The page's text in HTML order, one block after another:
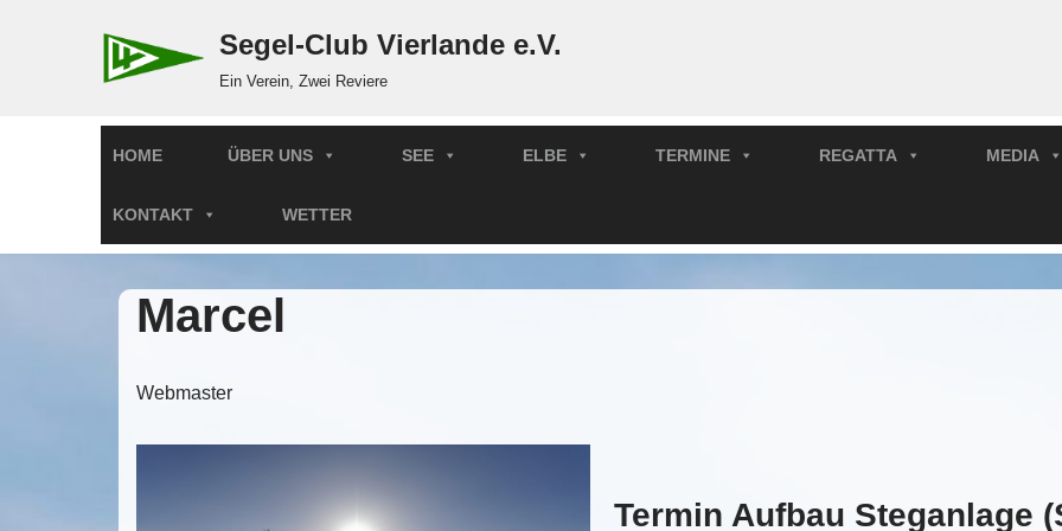
Segel-Club Vierlande e.V.
Ein Verein, Zwei Reviere
HOME ÜBER UNS SEE ELBE TERMINE REGATTA MEDIA
KONTAKT WETTER
Marcel
Webmaster
Termin Aufbau Steganlage